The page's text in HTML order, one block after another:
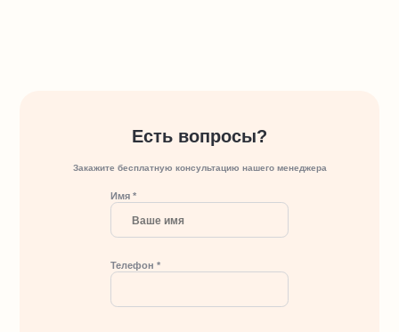
Есть вопросы?
Закажите бесплатную консультацию нашего менеджера
Имя *
Телефон *